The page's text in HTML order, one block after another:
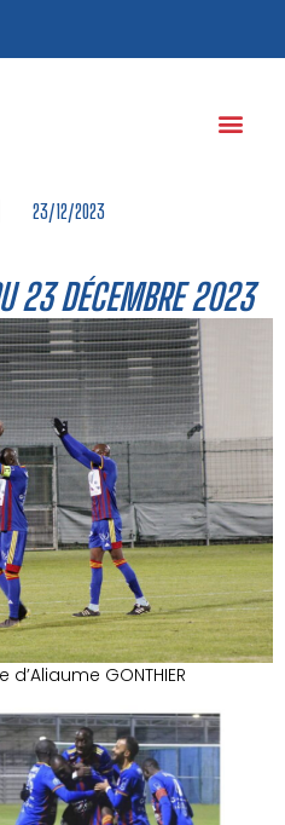
23/12/2023
23 DÉCEMBRE 2023
GONTHIER